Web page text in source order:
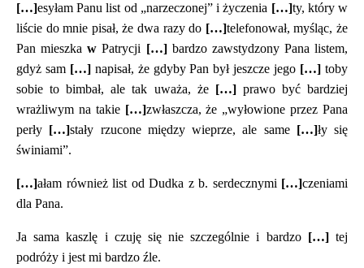
[…]esyłam Panu list od „narzeczonej” i życzenia […]ty, który w
liście do mnie pisał, że dwa razy do […]telefonował, myśląc, że
Pan mieszkaw Patrycji […]bardzo zawstydzony Pana listem,
gdyż sam […]napisał, że gdyby Pan był jeszcze jego […] toby
sobie to bimbał, ale tak uważa, że […]prawo być bardziej
wrażliwym na takie […]zwłaszcza, że „wyłowione przez Pana
perły […]stały rzucone między wieprze, ale same […]ły się
świniami”.
[…]ałam również list od Dudka z b. serdecznymi […]czeniami
dla Pana.
Ja sama kaszlę i czuję się nie szczególnie i bardzo […]tej
podróży i jest mi bardzo źle.